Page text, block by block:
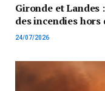
Gironde et Landes
des incendies
24/07/2026